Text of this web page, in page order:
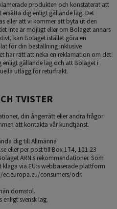
produkten och konstaterat att
dig enligt gällande lag. Det
eller att vi kommer att byta ut den
inte är möjligt eller om Bolaget annars
kan Bolaget istället göra en
för din beställning inklusive
har rätt att neka en reklamation om det
gällande lag och att Bolaget i
utlägg för returfrakt.
TVISTER
din ångerrätt eller andra frågor
att kontakta vår kundtjänst.
dig till Allmänna
eller per post till Box 174, 101 23
ARN:s rekommendationer. Som
via EU:s webbaserade plattform
consumers/odr.
domstol.
enligt svensk lag.